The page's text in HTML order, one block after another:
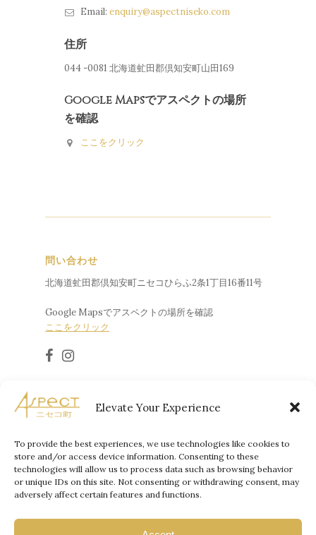
Elevate Your Experience
To provide the best experiences, we use technologies like cookies to
store and/or access device information. Consenting to these
technologies will allow us to process data such as browsing behavior
or unique IDs on this site. Not consenting or withdrawing consent, may
adversely affect certain features and functions.
Email: enquiry@aspectniseko.com
住所
044 -0081 北海道虻田郡倶知安町山田169
Google Mapsでアスペクトの場所
を確認
ここをクリック
問い合わせ
北海道虻田郡倶知安町ニセコひらふ2条1丁目16番11号
Google Mapsでアスペクトの場所を確認
ここをクリック
冬季限定の緊急連絡先: +8190-5987-3195
© 2026, Aspect Properties Japan
お食事処
ニセコ